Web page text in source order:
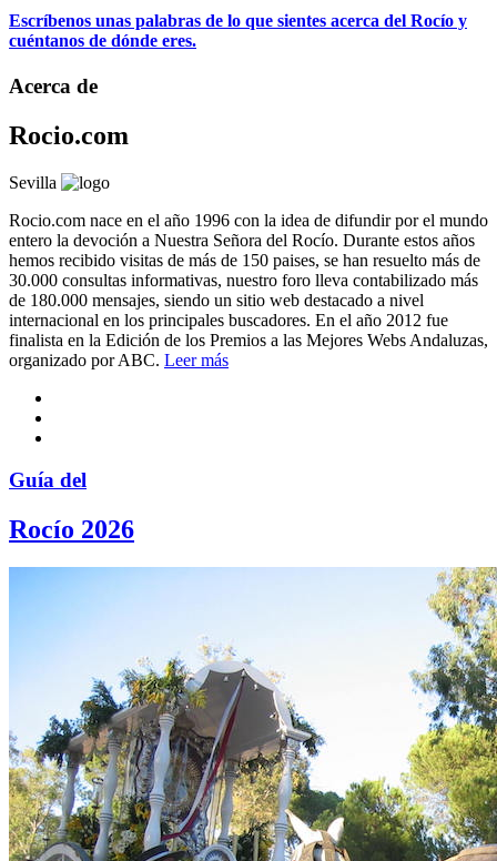
Escríbenos unas palabras de lo que sientes acerca del Rocío y
cuéntanos de dónde eres.
Acerca de
Rocio.com
Sevilla
Rocio.com nace en el año 1996 con la idea de difundir por el mundo
entero la devoción a Nuestra Señora del Rocío. Durante estos años
hemos recibido visitas de más de 150 paises, se han resuelto más de
30.000 consultas informativas, nuestro foro lleva contabilizado más
de 180.000 mensajes, siendo un sitio web destacado a nivel
internacional en los principales buscadores. En el año 2012 fue
finalista en la Edición de los Premios a las Mejores Webs Andaluzas,
organizado por ABC. Leer más
Guía del
Rocío 2026